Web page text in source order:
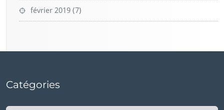
février 2019 (7)
Catégories